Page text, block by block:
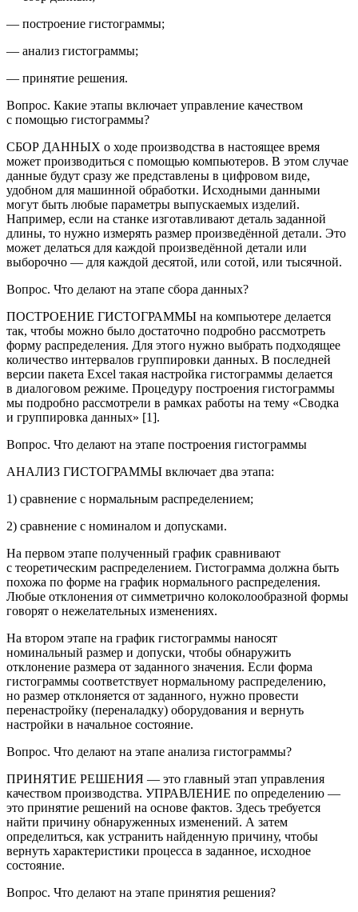
— построение гистограммы;
— анализ гистограммы;
— принятие решения.
Вопрос. Какие этапы включает управление качеством
с помощью гистограммы?
СБОР ДАННЫХ о ходе производства в настоящее время
может производиться с помощью компьютеров. В этом случае
данные будут сразу же представлены в цифровом виде,
удобном для машинной обработки. Исходными данными
могут быть любые параметры выпускаемых изделий.
Например, если на станке изготавливают деталь заданной
длины, то нужно измерять размер произведённой детали. Это
может делаться для каждой произведённой детали или
выборочно — для каждой десятой, или сотой, или тысячной.
Вопрос. Что делают на этапе сбора данных?
ПОСТРОЕНИЕ ГИСТОГРАММЫ на компьютере делается
так, чтобы можно было достаточно подробно рассмотреть
форму распределения. Для этого нужно выбрать подходящее
количество интервалов группировки данных. В последней
версии пакета Excel такая настройка гистограммы делается
в диалоговом режиме. Процедуру построения гистограммы
мы подробно рассмотрели в рамках работы на тему «Сводка
и группировка данных» [1].
Вопрос. Что делают на этапе построения гистограммы
АНАЛИЗ ГИСТОГРАММЫ включает два этапа:
1) сравнение с нормальным распределением;
2) сравнение с номиналом и допусками.
На первом этапе полученный график сравнивают
с теоретическим распределением. Гистограмма должна быть
похожа по форме на график нормального распределения.
Любые отклонения от симметрично колоколообразной формы
говорят о нежелательных изменениях.
На втором этапе на график гистограммы наносят
номинальный размер и допуски, чтобы обнаружить
отклонение размера от заданного значения. Если форма
гистограммы соответствует нормальному распределению,
но размер отклоняется от заданного, нужно провести
перенастройку (переналадку) оборудования и вернуть
настройки в начальное состояние.
Вопрос. Что делают на этапе анализа гистограммы?
ПРИНЯТИЕ РЕШЕНИЯ — это главный этап управления
качеством производства. УПРАВЛЕНИЕ по определению —
это принятие решений на основе фактов. Здесь требуется
найти причину обнаруженных изменений. А затем
определиться, как устранить найденную причину, чтобы
вернуть характеристики процесса в заданное, исходное
состояние.
Вопрос. Что делают на этапе принятия решения?